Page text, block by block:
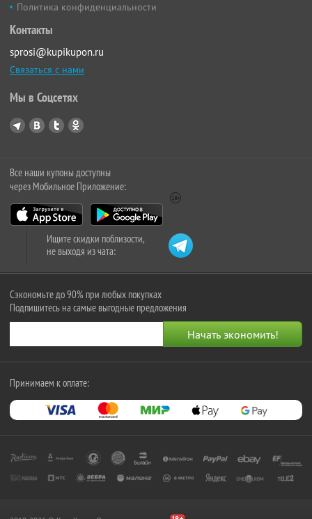
Политика конфиденциальности
Контакты
sprosi@kupikupon.ru
Связаться с нами
Мы в Соцсетях
Все наши купоны доступны
через Мобильное Приложение:
Ищите скидки поблизости,
не выходя из чата:
Сэкономьте до 90% при любых покупках
Подпишитесь на самые выгодные предложения
Принимаем к оплате: